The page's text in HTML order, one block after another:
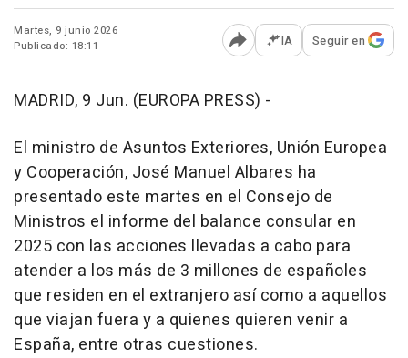
Martes, 9 junio 2026
Publicado: 18:11
Abrir opciones para
IA Seguir en
MADRID, 9 Jun. (EUROPA PRESS) -
El ministro de Asuntos Exteriores, Unión Europea
y Cooperación, José Manuel Albares ha
presentado este martes en el Consejo de
Ministros el informe del balance consular en
2025 con las acciones llevadas a cabo para
atender a los más de 3 millones de españoles
que residen en el extranjero así como a aquellos
que viajan fuera y a quienes quieren venir a
España, entre otras cuestiones.